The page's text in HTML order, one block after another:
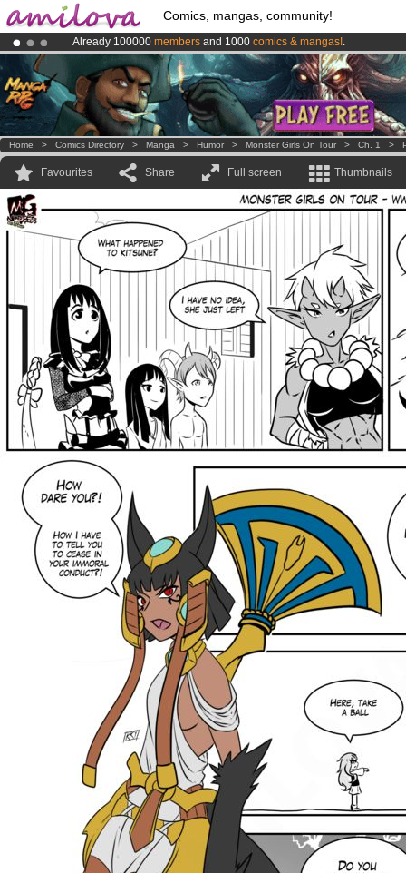
Comics, mangas, community!
Already 100000 members and 1000 comics & mangas!.
Premium membership from3.95 eurosper month !Get membership
AmilovaKickstarter is now LIVE!.
Home > Comics Directory > Manga > Humor > Monster Girls On Tour > Ch. 1 >
Favourites Share Full screen Thumbnails